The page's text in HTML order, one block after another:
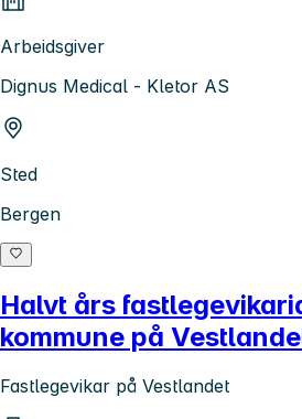
Arbeidsgiver
Dignus Medical - Kletor AS
Sted
Bergen
Halvt års
kommune på
Fastlegevikar på Vestlandet